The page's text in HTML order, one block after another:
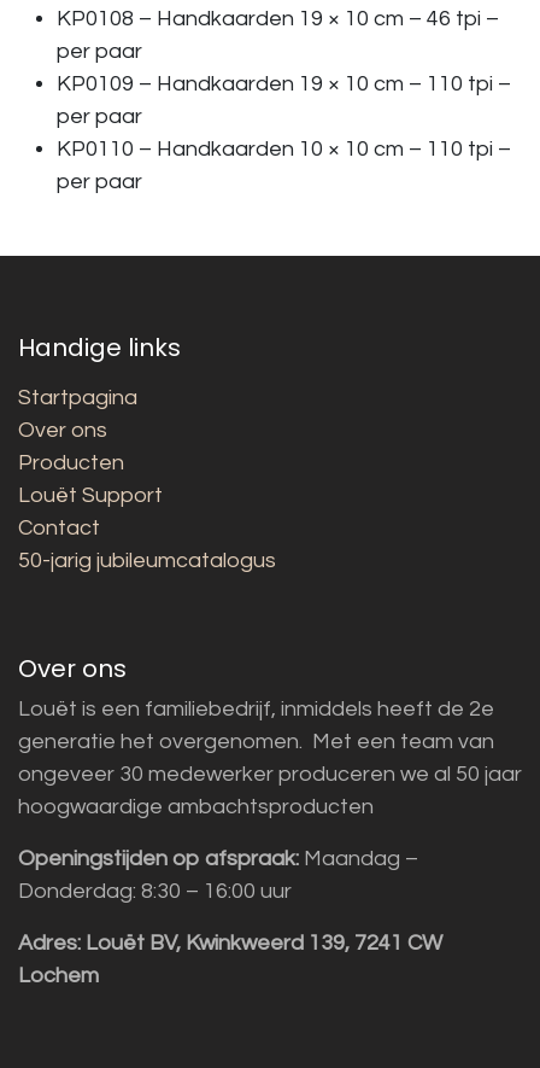
KP0108 – Handkaarden 19 × 10 cm – 46 tpi –
per paar
KP0109 – Handkaarden 19 × 10 cm – 110 tpi –
per paar
KP0110 – Handkaarden 10 × 10 cm – 110 tpi –
per paar
Handige links
Startpagina
Over ons
Producten
Louët Support
Contact
50-jarig jubileumcatalogus
Over ons
Louët is een familiebedrijf, inmiddels heeft de 2e
generatie het overgenomen. Met een team van
ongeveer 30 medewerker produceren we al 50 jaar
hoogwaardige ambachtsproducten
Openingstijden op afspraak: Maandag –
Donderdag: 8:30 – 16:00 uur
Adres: Louët BV, Kwinkweerd 139, 7241 CW
Lochem